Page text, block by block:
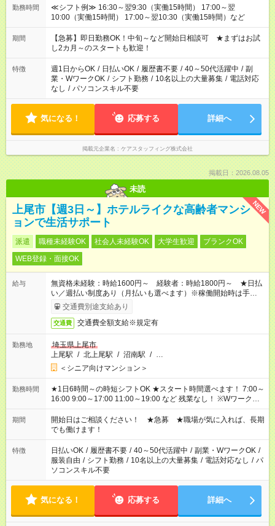
勤務時間
≪シフト例≫ 16:30～翌9:30（実働15時間） 17:00～翌
10:00（実働15時間） 17:00～翌10:30（実働15時間）など
期間
【急募】即日勤務OK！中旬～など開始日相談可 ★まずはお試
し2カ月～のスタートも歓迎！
特徴 週1日からOK / 日払いOK / 履歴書不要 / 40～50代活躍中 / 副
業・WワークOK / シフト勤務 / 10名以上の大量募集 / 電話対応
なし / パソコンスキル不要
気になる！ 応募する 詳細へ
掲載元企業名 ケアスタッフィング株式会社
掲載日：2026.08.05
未読
NEW
上尾市【週3日～】ホテルライクな高齢者マンシ
ョンで生活サポート
派遣 職種未経験OK 社会人未経験OK 大学生歓迎
ブランクOK
WEB登録・面接OK
給与
無資格未経験：時給1600円～ 経験者：時給1800円～ ★日払
い／週払い制度あり（月払いも選べます）※稼働開始時は手続き
完了次第のお支払いとなります。
交通費別途支給あり
交通費 交通費全額支給※規定有
勤務地
埼玉県上尾市
上尾駅 / 北上尾駅 / 沼南駅 / …
＜シニア向けマンション＞
勤務時間
★1日6時間～の時短シフトOK ★スタート時間選べます！ 7:00～
16:00 9:00～17:00 11:00～19:00 など 残業なし！ ※Wワークの
場合、他のお仕事と合わせ週40時間超の就業はご案内できませ
ん ※法令に基づき、週20時間以上勤務は社会保険への加入対象
となります ※労働者派遣法（日雇い派遣の原則禁止）により、
短時間・短期間の就業はご案内が難しい場合があります
期間
開始日はご相談ください！ ★急募 ★職場が気に入れば、長期
でも働けます！
特徴 日払いOK / 履歴書不要 / 40～50代活躍中 / 副業・WワークOK /
服装自由 / シフト勤務 / 10名以上の大量募集 / 電話対応なし / パ
ソコンスキル不要
気になる！ 応募する 詳細へ